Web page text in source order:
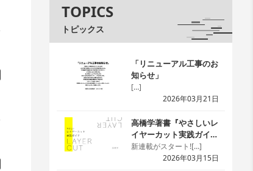
TOPICS
トピックス
「リニューアル工事のお
知らせ」
[…]
2026年03月21日
高橋学著書『やさしいレ
イヤーカット実践ガイ
ド』
新連載がスタート![…]
2026年03月15日